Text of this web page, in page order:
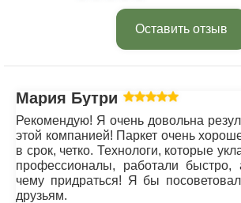
Оставить отзыв
Мария Бутрим
Рекомендую! Я очень довольна
этой компанией! Паркет очень
в срок, четко. Технологи, которые
профессионалы, работали быстро,
чему придраться! Я бы
друзьям.